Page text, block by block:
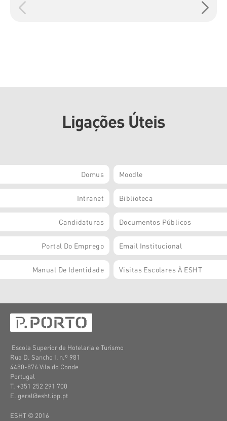
Ligações Úteis
Domus Moodle
Intranet Biblioteca
Candidaturas Documentos Públicos
Portal Do Emprego Email Institucional
Manual De Identidade Visitas Escolares À ESHT
Escola Superior de Hotelaria e Turismo
Rua D. Sancho I, n.º 981
4480-876 Vila do Conde
Portugal
T. +351 252 291 700
E. geral@esht.ipp.pt
ESHT © 2016